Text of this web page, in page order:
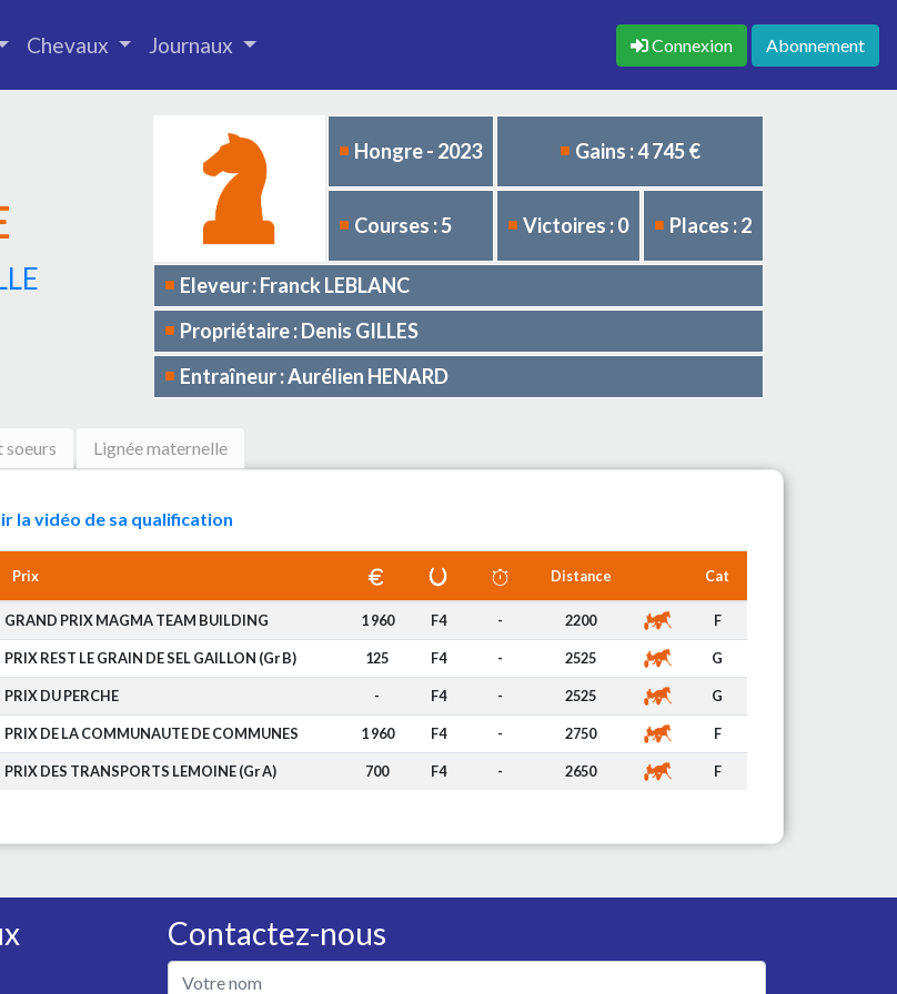
Chevaux Journaux Connexion Abonnement
Hongre - 2023 Gains : 4 745 €
Courses : 5 Victoires : 0 Places : 2
Eleveur : Franck LEBLANC
Propriétaire : Denis GILLES
Entraîneur : Aurélien HENARD
soeurs Lignée maternelle
la vidéo de sa qualification
Prix Distance Cat
GRAND PRIX MAGMA TEAM BUILDING 1 960 F4 - 2200 F
PRIX REST LE GRAIN DE SEL GAILLON (Gr B) 125 F4 - 2525 G
PRIX DU PERCHE - F4 - 2525 G
PRIX DE LA COMMUNAUTE DE COMMUNES 1 960 F4 - 2750 F
PRIX DES TRANSPORTS LEMOINE (Gr A) 700 F4 - 2650 F
Contactez-nous